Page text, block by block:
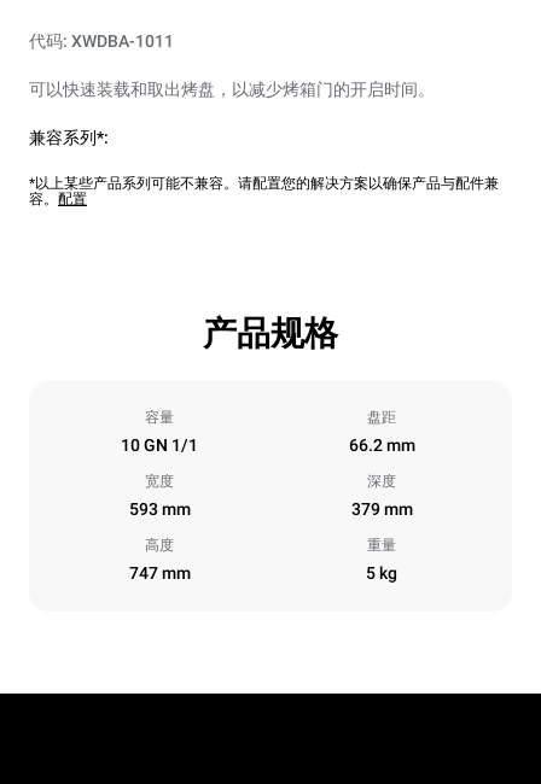
代码: XWDBA-1011
可以快速装载和取出烤盘，以减少烤箱门的开启时间。
兼容系列*:
*以上某些产品系列可能不兼容。请配置您的解决方案以确保产品与配件兼
容。 配置
产品规格
容量
10 GN 1/1
盘距
66.2 mm
宽度
593 mm
深度
379 mm
高度
747 mm
重量
5 kg